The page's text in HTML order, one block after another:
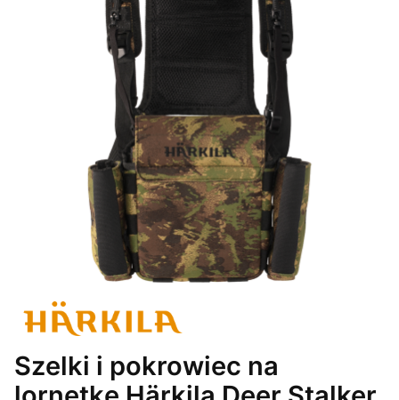
Szelki i pokrowiec na